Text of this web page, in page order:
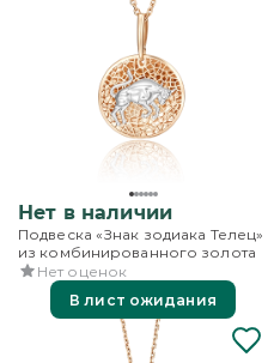
Нет в наличии
Подвеска «Знак зодиака Телец»
из комбинированного золота
Нет оценок
В лист ожидания